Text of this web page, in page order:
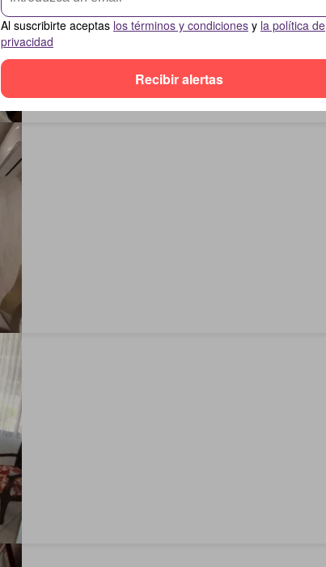
Al suscribirte aceptas los términos y condiciones y la política de
privacidad
Recibir alertas